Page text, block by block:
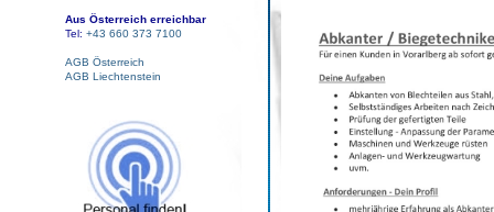
Aus Österreich erreichbar
Tel: +43 660 373 7100
AGB Österreich
AGB Liechtenstein